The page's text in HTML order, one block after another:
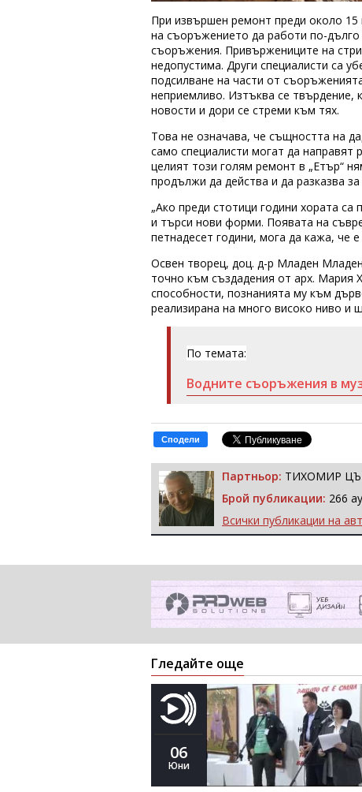
При извършен ремонт преди около
на съоръжението да работи по-дълго
съоръжения. Привържениците на
недопустима. Други специалисти са
подсилване на части от
неприемливо. Изтъква се твърдение,
новости и дори се стреми към тях.
Това не означава, че същността на
само специалисти могат да направят
целият този голям ремонт в „Етър“
продължи да действа и да разказва
„Ако преди стотици години хората
и търси нови форми. Появата на
петнадесет години, мога да кажа, че
Освен творец, доц. д-р Младен
точно към създадения от арх. Мария
способности, познанията му към
реализирана на много високо ниво и
По темата:
Водните съоръжения в
Сподели
Партньор: ТИХОМИР
Брой публикации: 266
Всички публикации на
Гледайте още
06
Юни